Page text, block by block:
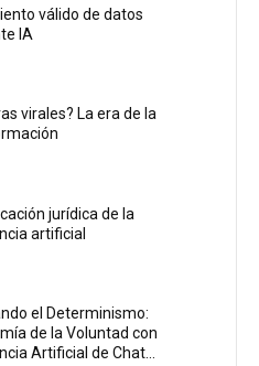
válido de datos
IA
virales? La era de la
jurídica de la
artificial
el Determinismo:
de la Voluntad con
Artificial de Chat...